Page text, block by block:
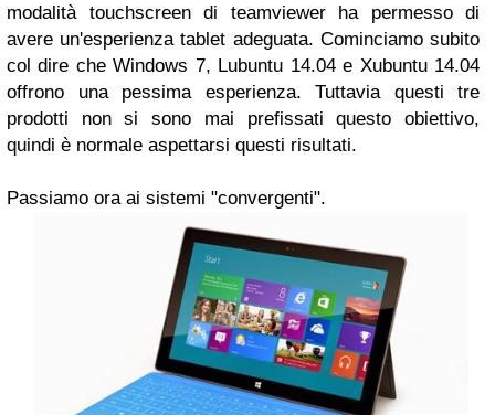
modalità touchscreen di teamviewer ha permesso di
avere un'esperienza tablet adeguata. Cominciamo subito
col dire che Windows 7, Lubuntu 14.04 e Xubuntu 14.04
offrono una pessima esperienza. Tuttavia questi tre
prodotti non si sono mai prefissati questo obiettivo,
quindi è normale aspettarsi questi risultati.
Passiamo ora ai sistemi "convergenti".